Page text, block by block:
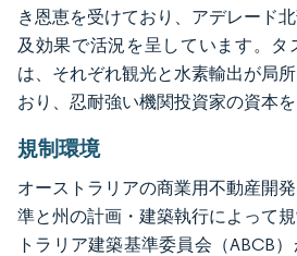
き恩恵を受けており、アデレード
及効果で活況を呈しています。タ
は、それぞれ観光と水素輸出が局
おり、忍耐強い機関投資家の資本を
規制環境
オーストラリアの商業用不動産開
準と州の計画・建築執行によって
トラリア建築基準委員会（ABCB